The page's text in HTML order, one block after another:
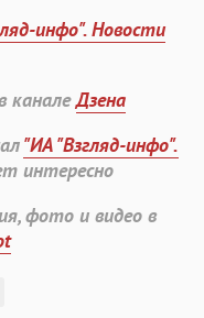
инфо". Новости
каналеДзена
"ИА "Взгляд-инфо".
интересно
фото и видео в